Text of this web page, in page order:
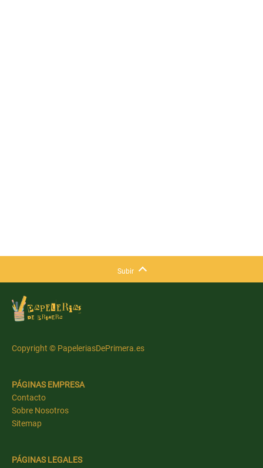
Subir
Copyright © PapeleriasDePrimera.es
PÁGINAS EMPRESA
Contacto
Sobre Nosotros
Sitemap
PÁGINAS LEGALES